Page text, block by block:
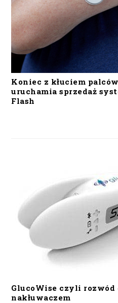
Koniec z kłuciem
uruchamia sprzedaż
Flash
GlucoWise czyli rozwód
nakłuwaczem